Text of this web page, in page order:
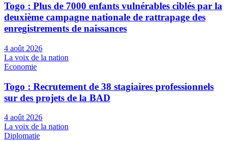
Togo : Plus de 7000 enfants vulnérables ciblés par la
deuxième campagne nationale de rattrapage des
enregistrements de naissances
4 août 2026
La voix de la nation
Economie
Togo : Recrutement de 38 stagiaires professionnels
sur des projets de la BAD
4 août 2026
La voix de la nation
Diplomatie